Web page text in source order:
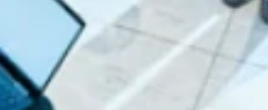
その想いが、わたしたちの原動力です。
だからこそ、どんな難題も、 最後まで諦めること
はありません。
どこまでも探求して、何があっても前向きに。
限界を決めずに取り組むうち、誰も想像しなかった
新しいイノベーションが世界中で生まれていくので
す。
どこまでも続く挑戦を、 わたし達といっしょには